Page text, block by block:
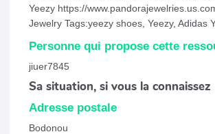
Yeezy https://
Jewelry Tags:yeezy shoes, Yeezy, Adidas
Personne qui propose cette
jiuer7845
Sa situation, si vous la connaissez
Adresse postale
Bodonou